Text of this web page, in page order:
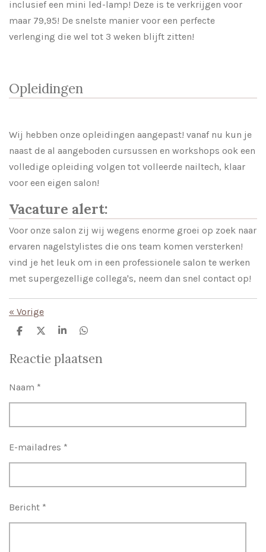
inclusief een mini led-lamp! Deze is te verkrijgen voor
maar 79,95! De snelste manier voor een perfecte
verlenging die wel tot 3 weken blijft zitten!
Opleidingen
Wij hebben onze opleidingen aangepast! vanaf nu kun je
naast de al aangeboden cursussen en workshops ook een
volledige opleiding volgen tot volleerde nailtech, klaar
voor een eigen salon!
Vacature alert:
Voor onze salon zij wij wegens enorme groei op zoek naar
ervaren nagelstylistes die ons team komen versterken!
vind je het leuk om in een professionele salon te werken
met supergezellige collega's, neem dan snel contact op!
« Vorige
D
e
D
e
l
S
a
r
D
e
Reactie plaatsen
Naam *
E-mailadres *
Bericht *